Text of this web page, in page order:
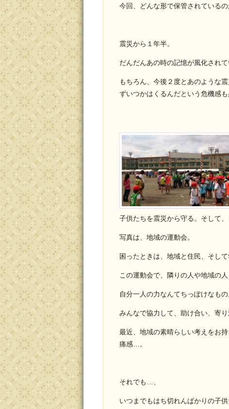
今回、どんな形で保管されている
震災から１年半。
だんだんあの時の記憶が風化されて
もちろん、今後２度とあのような
ずいつかはくるんだという危機感も
子供たちを震災から守る。そして、
写真は、地域の運動会。
困ったときは、地域と住民、そし
この運動会で、隣りの人や地域の
自分一人の力なんてちっぽけなもの
みんなで協力して、助け合い、寄り
最近、地域の素晴らしい考えをお
痛感…。
それでも…、
いつまでもはち切れんばかりの子